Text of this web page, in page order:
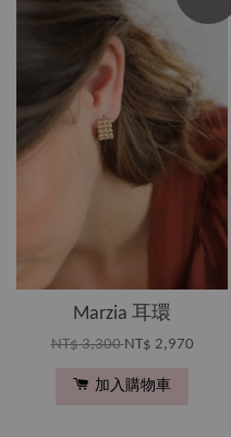
Marzia 耳環
NT$ 3,300NT$ 2,970
加入購物車